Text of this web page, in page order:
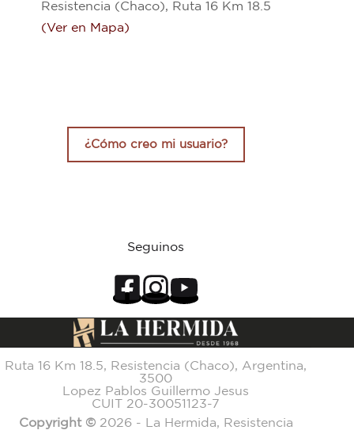
Resistencia (Chaco), Ruta 16 Km 18.5
(Ver en Mapa)
¿Cómo creo mi usuario?
Seguinos
Ruta 16 Km 18.5, Resistencia (Chaco), Argentina,
3500
Lopez Pablos Guillermo Jesus
CUIT 20-30051123-7
Copyright ©2026 - La Hermida, Resistencia